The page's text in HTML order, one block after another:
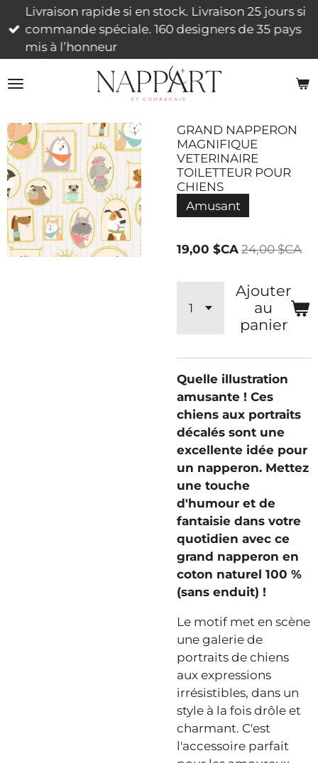
Passer
au
contenu
Livraison rapide si en stock. Livraison 25 jours si
commande spéciale. 160 designers de 35 pays
mis à l’honneur
GRAND NAPPERON
MAGNIFIQUE
VETERINAIRE
TOILETTEUR POUR
CHIENS
Amusant
19,00 $CA 24,00 $CA
Ajouter
au
panier
Quelle illustration
amusante ! Ces
chiens aux portraits
décalés sont une
excellente idée pour
un napperon. Mettez
une touche
d'humour et de
fantaisie dans votre
quotidien avec ce
grand napperon en
coton naturel 100 %
(sans enduit) !
Le motif met en scène
une galerie de
portraits de chiens
aux expressions
irrésistibles, dans un
style à la fois drôle et
charmant. C'est
l'accessoire parfait